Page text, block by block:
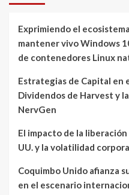
Exprimiendo el
mantener vivo Windows
de contenedores Linux
Estrategias de Capital en
Dividendos de Harvest y
NervGen
El impacto de la
UU. y la volatilidad
Coquimbo Unido afianza
en el escenario